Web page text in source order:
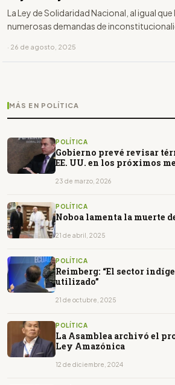
La Ley de Solidaridad Nacional, al igual
numerosas demandas de
· 26 de agosto, 2025
MÁS EN POLÍTICA
POLÍTICA
Gobierno prevé revisar
EE. UU. en los próximos
23 de marzo, 2026
POLÍTICA
Noboa lamenta la muerte
21 de abril, 2025
POLÍTICA
Reimberg: “El sector
utilizado”
21 de octubre, 2025
POLÍTICA
La Asamblea archivó el
Ley Amazónica
12 de diciembre, 2024